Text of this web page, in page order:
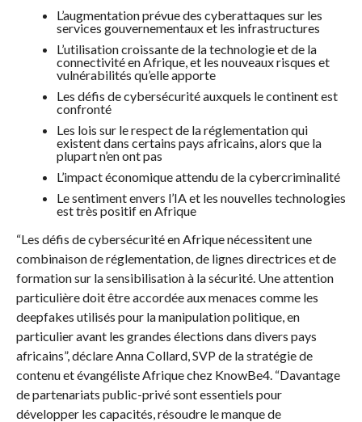
L’augmentation prévue des cyberattaques sur les
services gouvernementaux et les infrastructures
L’utilisation croissante de la technologie et de la
connectivité en Afrique, et les nouveaux risques et
vulnérabilités qu’elle apporte
Les défis de cybersécurité auxquels le continent est
confronté
Les lois sur le respect de la réglementation qui
existent dans certains pays africains, alors que la
plupart n’en ont pas
L’impact économique attendu de la cybercriminalité
Le sentiment envers l’IA et les nouvelles technologies
est très positif en Afrique
“Les défis de cybersécurité en Afrique nécessitent une
combinaison de réglementation, de lignes directrices et de
formation sur la sensibilisation à la sécurité. Une attention
particulière doit être accordée aux menaces comme les
deepfakes utilisés pour la manipulation politique, en
particulier avant les grandes élections dans divers pays
africains”, déclare Anna Collard, SVP de la stratégie de
contenu et évangéliste Afrique chez KnowBe4. “Davantage
de partenariats public-privé sont essentiels pour
développer les capacités, résoudre le manque de